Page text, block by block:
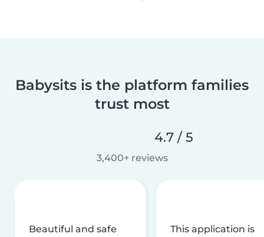
Babysits is the platform families
trust most
4.7 / 5
3,400+ reviews
Beautiful and safe
This application is